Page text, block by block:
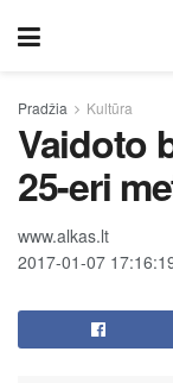
Pradžia Kultūra
Vaidoto
25-eri
www.alkas.lt
2017-01-07